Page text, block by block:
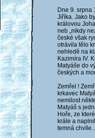
Dne 9. srpna
Jiříka. Jako
královou
neb „nikdy
české však
otrávila tělo
nehledě na
Kazimíra IV.
Matyáše do
českých a
Zemřel !
krkavec
nemilost
Matyáš s
Hoře, ze
krále a
temná